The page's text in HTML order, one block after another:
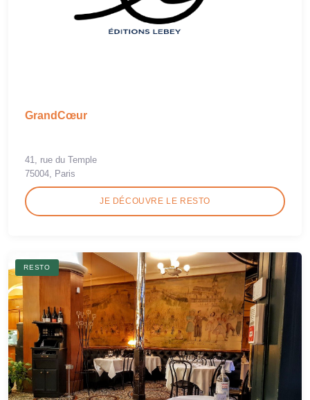
GrandCœur
41, rue du Temple
75004, Paris
JE DÉCOUVRE LE RESTO
RESTO